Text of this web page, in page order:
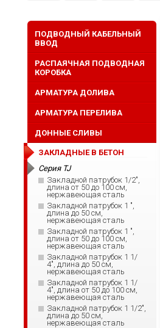
ПОДВОДНЫЙ КАБЕЛЬНЫЙ
ВВОД
РАСПАЯЧНАЯ ПОДВОДНАЯ
КОРОБКА
АРМАТУРА ДОЛИВА
АРМАТУРА ПЕРЕЛИВА
ДОННЫЕ СЛИВЫ
ЗАКЛАДНЫЕ В БЕТОН
Серия TJ
Закладной патрубок 1/2",
длина от 50 до 100 см,
нержавеющая сталь
Закладной патрубок 1 ",
длина до 50 см,
нержавеющая сталь
Закладной патрубок 1 ",
длина от 50 до 100 см,
нержавеющая сталь
Закладной патрубок 1 1/
4", длина до 50 см,
нержавеющая сталь
Закладной патрубок 1 1/
4", длина от 50 до 100 см,
нержавеющая сталь
Закладной патрубок 1 1/2",
длина до 50 см,
нержавеющая сталь